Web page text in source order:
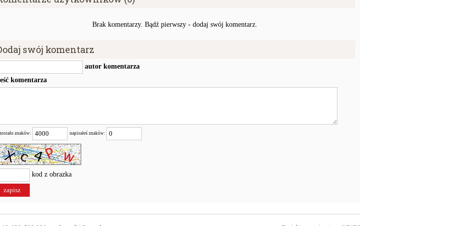
Brak komentarzy. Bądź pierwszy - dodaj swój komentarz.
swój komentarz
autor komentarza
komentarza
znaków: napisałeś znaków:
kod z obrazka